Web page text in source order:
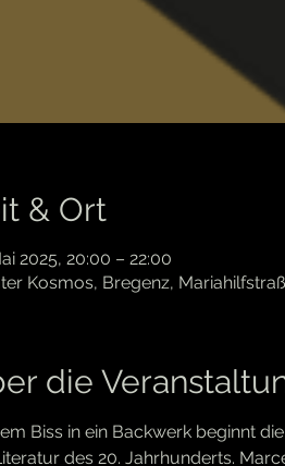
& Ort
2025, 20:00 – 22:00
Kosmos, Bregenz,
die
Biss in ein Backwerk beginnt
des 20. Jahrhunderts.